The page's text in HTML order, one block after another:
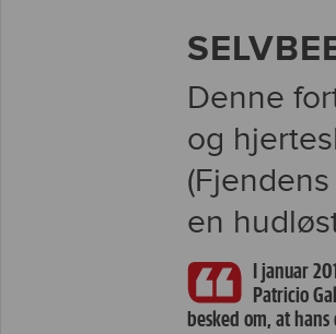
Denne
og
en
I januar
Patricio
besked om, at hans